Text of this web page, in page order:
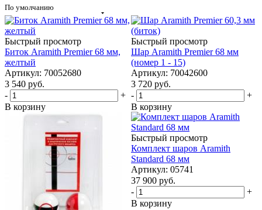
По умолчанию
Быстрый просмотр
Биток Aramith Premier 68 мм,
желтый
Артикул: 70052680
3 540 руб.
-
+
В корзину
Быстрый просмотр
Шар Aramith Premier 68 мм
(номер 1 - 15)
Артикул: 70042600
3 720 руб.
-
+
В корзину
Быстрый просмотр
Комплект шаров Aramith
Standard 68 мм
Артикул: 05741
37 900 руб.
-
+
В корзину